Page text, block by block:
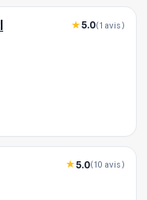
5.0(1 avis)
5.0(10 avis)